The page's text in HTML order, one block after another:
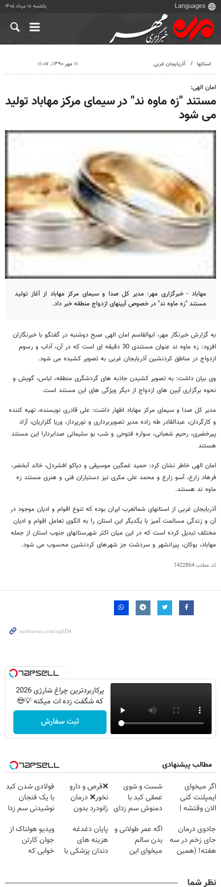
یکشنبه ۱۸ مرداد ۱۴۰۵
استانها آذربایجان غربی ۱۱ مهر ۱۳۹۰، ۱۱:۰۷
امان الهی:
مستند "زه ماوه ند" در سیمای مرکز مهاباد تولید
می شود
مهاباد - خبرگزاری مهر: مدیر کل صدا و سیمای مرکز مهاباد از آغاز تولید
مستند "زه ماوه ند" در خصوص آیینهای ازدواج منطقه خبر داد.
به گزارش خبرنگار مهر، ابوالقاسم امان الهی صبح دوشنبه در گفتگو با خبرنگاران
افزود: زه ‌ماوه ‌ند عنوان مستندی 30 دقیقه ای است که در آن، آداب و رسوم
ازدواج در مناطق کردنشین آذربایجان غربی به تصویر کشیده می شود.
وی بیان داشت: به تصویر کشیدن جاذبه های گردشگری منطقه، لباس، گویش و
نحوه برگزاری آیین های ازدواج از دیگر ویژگی های این مستند است.
مدیر کل صدا و سیمای مرکز مهاباد اظهار داشت: علی قادری نویسنده، تهیه کننده
و کارگردان، عبدالقادر طه زاده مدیر تصویربرداری و نورپرداز، وریا گلزاریان، آزاد
پیرخضری، رحیم شعبانی، سواره فتوحی و شب بو سلیمانی صدابردارا این مستند
هستند
امان الهی خاطر نشان کرد: حمید غمگین موسیقی و دیاکو افشردل، خالد آبخضر،
فرهاد زارع، آسو زارع و محمد علی مکری نیز دستیاران فنی و هنری مستند زه
ماوه ند هستند.
آذربایجان غربی از استانهای شمالغرب ایران بوده که تنوع اقوام و ادیان موجود در
آن و زندگی مسالمت آمیز با یگدیگر این استان را به الگوی تعامل اقوام و ادیان
مختلف تبدیل کرده است که در این میان اکثر شهرستانهای جنوب استان از جمله
مهاباد، بوکان، پیرانشهر و سردشت جز شهرهای کردنشین محسوب می شود.
کد مطلب1422864
پرکاربردترین چراغ شارژی 2026
که شگفت زده ات میکنه 💡😍
ثبت سفارش
مطالب پیشنهادی
اگر میخوای
ایمپلنت کنی
الان وقتشه |
میلیون تومان!!!
شست و شوی
عمقی کبد با
دمنوش سم زدای
❌قرص‌ و دارو
نخور❌ درمان
زانودرد بدون
فولادی شدن کبد
با یک فنجان
نوشیدنی سم زدا
جادوی درمان
جای زخم در سه
هفته! (همین
اگه عمر طولانی و
بدن سالم
میخوای این
پایان دغدغه
هزینه های
دندان پزشکی با
ویدیو هولناک از
جوان کارتن
خوابی که
نظر شما